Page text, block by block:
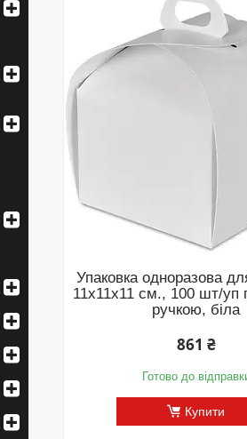
Упаковка одноразова
11х11х11 см., 100 шт/уп
ручкою, біла
861 ₴
Готово до
Купити